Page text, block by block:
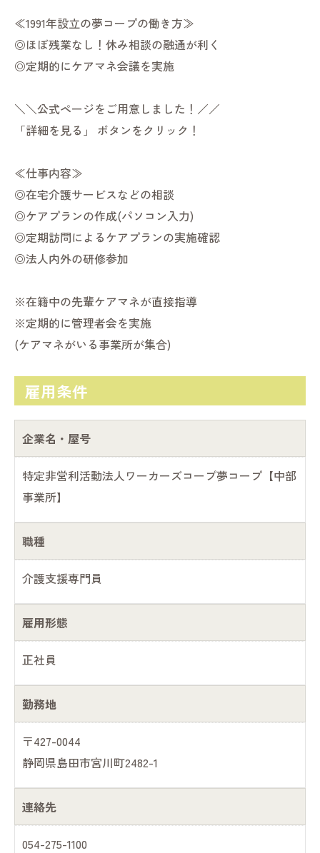
≪1991年設立の夢コープの働き方≫
◎ほぼ残業なし！休み相談の融通が利く
◎定期的にケアマネ会議を実施
＼＼公式ページをご用意しました！／／
「詳細を見る」 ボタンをクリック！
≪仕事内容≫
◎在宅介護サービスなどの相談
◎ケアプランの作成(パソコン入力)
◎定期訪問によるケアプランの実施確認
◎法人内外の研修参加
※在籍中の先輩ケアマネが直接指導
※定期的に管理者会を実施
(ケアマネがいる事業所が集合)
雇用条件
企業名・屋号
特定非営利活動法人ワーカーズコープ夢コープ【中部
事業所】
職種
介護支援専門員
雇用形態
正社員
勤務地
〒427-0044
静岡県島田市宮川町2482-1
連絡先
054-275-1100